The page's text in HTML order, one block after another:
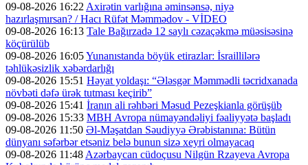
09-08-2026 16:22 Axirətin varlığına əminsənsə, niyə
hazırlaşmırsan? / Hacı Rüfət Məmmədov - VİDEO
09-08-2026 16:13 Tale Bağırzadə 12 saylı cəzaçəkmə müəsisəsinə
köçürülüb
09-08-2026 16:05Yunanıstanda böyük etirazlar: İsraillilərə
təhlükəsizlik xəbərdarlığı
09-08-2026 15:51 Həyat yoldaşı: “Ələsgər Məmmədli təcridxanada
növbəti dəfə ürək tutması keçirib”
09-08-2026 15:41 İranın ali rəhbəri Məsud Pezeşkianla görüşüb
09-08-2026 15:33 MBH Avropa nümayəndəliyi fəaliyyətə başladı
09-08-2026 11:50 Əl-Məşatdan Səudiyyə Ərəbistanına: Bütün
dünyanı səfərbər etsəniz belə bunun sizə xeyri olmayacaq
09-08-2026 11:48 Azərbaycan cüdoçusu Nilgün Rzayeva Avropa